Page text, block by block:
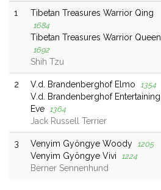
1 Tibetan Treasures Warrior Qing
1684
Tibetan Treasures Warrior Queen
1692
Shih Tzu
2 V.d. Brandenberghof Elmo 1354
V.d. Brandenberghof Entertaining
Eve 1364
Jack Russell Terrier
3 Venyim Gyöngye Woody 1205
Venyim Gyöngye Vivi 1224
Berner Sennenhund